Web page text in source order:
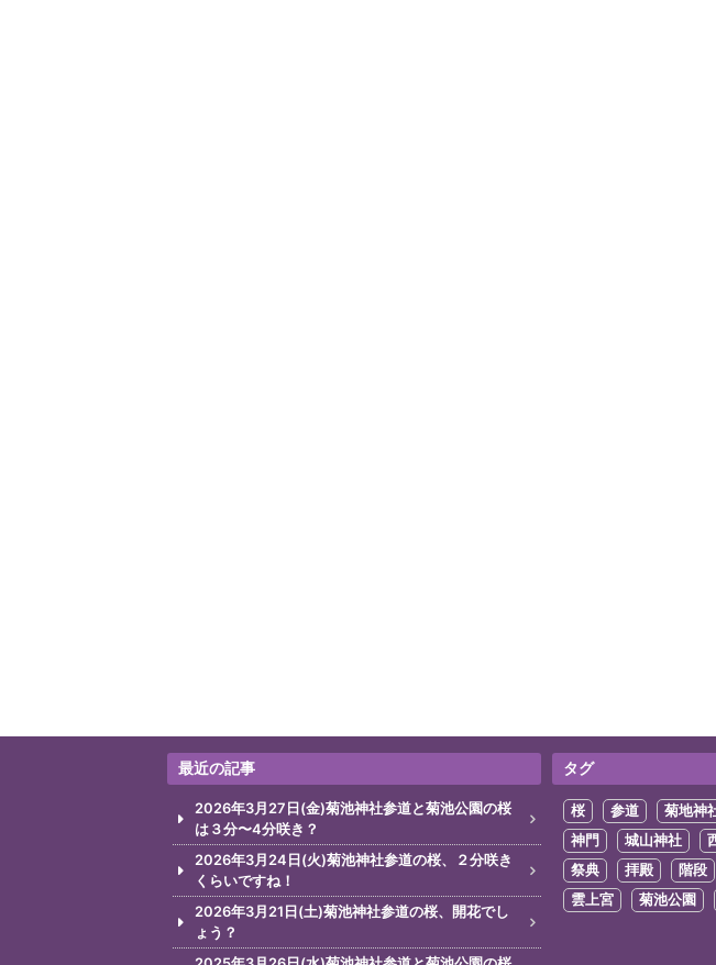
最近の記事
2026年3月27日(金)菊池神社参道と菊池公園の桜
は３分〜4分咲き？
2026年3月24日(火)菊池神社参道の桜、２分咲き
くらいですね！
2026年3月21日(土)菊池神社参道の桜、開花でし
ょう？
タグ
桜 参道 菊地神
神門
城山神社
祭典
拝殿 階段
雲上宮
菊池公園